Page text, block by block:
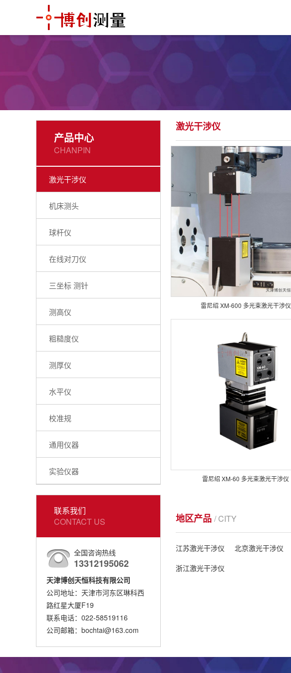
产品中心
CHANPIN
激光干涉仪
机床测头
球杆仪
在线对刀仪
三坐标 测针
测高仪
粗糙度仪
测厚仪
水平仪
校准规
通用仪器
实验仪器
联系我们
CONTACT US
全国咨询热线
13312195062
天津博创天恒科技有限公司
公司地址：天津市河东区琳科西
路红星大厦F19
联系电话：022-58519116
公司邮箱：bochtai@163.com
激光干涉仪
雷尼绍 XM-600 多光束激光干涉仪
雷尼绍 XM-60 多光束激光干涉仪
地区产品 / CITY
江苏激光干涉仪 北京激光干涉仪
浙江激光干涉仪